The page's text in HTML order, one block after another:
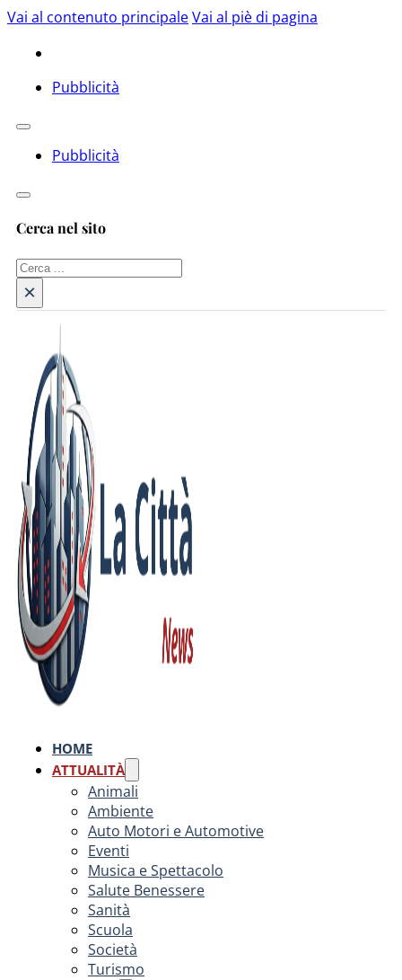
Vai al contenuto principaleVai al piè di pagina
Pubblicità
Pubblicità
Cerca nel sito
Cerca
×
HOME
ATTUALITÀ
Animali
Ambiente
Auto Motori e Automotive
Eventi
Musica e Spettacolo
Salute Benessere
Sanità
Scuola
Società
Turismo